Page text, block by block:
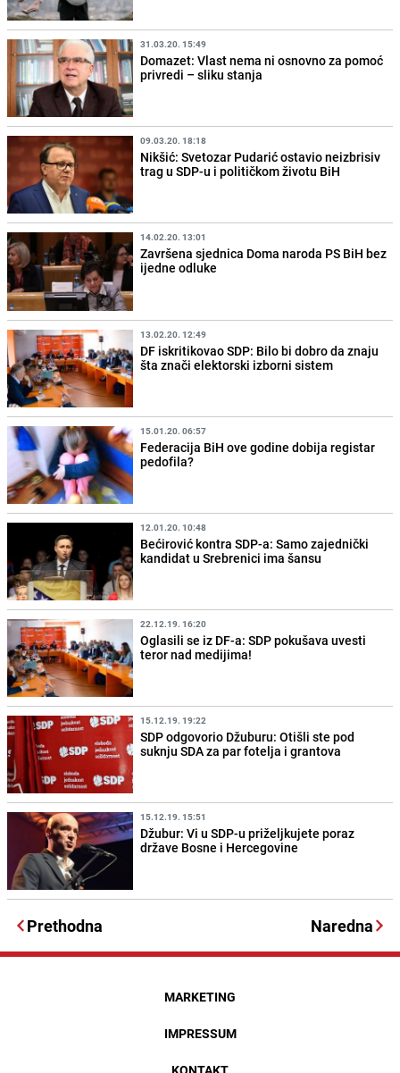
31.03.20. 15:49
Domazet: Vlast nema ni osnovno za pomoć
privredi – sliku stanja
09.03.20. 18:18
Nikšić: Svetozar Pudarić ostavio neizbrisiv
trag u SDP-u i političkom životu BiH
14.02.20. 13:01
Završena sjednica Doma naroda PS BiH bez
ijedne odluke
13.02.20. 12:49
DF iskritikovao SDP: Bilo bi dobro da znaju
šta znači elektorski izborni sistem
15.01.20. 06:57
Federacija BiH ove godine dobija registar
pedofila?
12.01.20. 10:48
Bećirović kontra SDP-a: Samo zajednički
kandidat u Srebrenici ima šansu
22.12.19. 16:20
Oglasili se iz DF-a: SDP pokušava uvesti
teror nad medijima!
15.12.19. 19:22
SDP odgovorio Džuburu: Otišli ste pod
suknju SDA za par fotelja i grantova
15.12.19. 15:51
Džubur: Vi u SDP-u priželjkujete poraz
države Bosne i Hercegovine
Prethodna Naredna
MARKETING
IMPRESSUM